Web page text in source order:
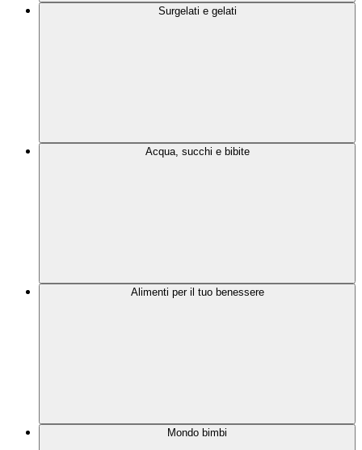
Surgelati e gelati
Acqua, succhi e bibite
Alimenti per il tuo benessere
Mondo bimbi